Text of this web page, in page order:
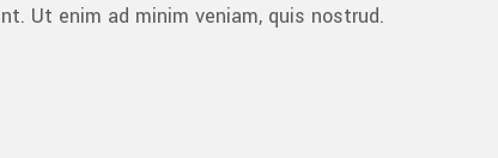
Ut enim ad minim veniam, quis nostrud.